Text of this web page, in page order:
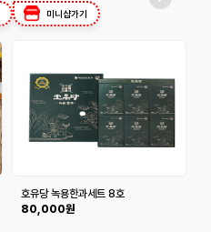
미니샵가기
호유당 녹용한과세트 8호
80,000원